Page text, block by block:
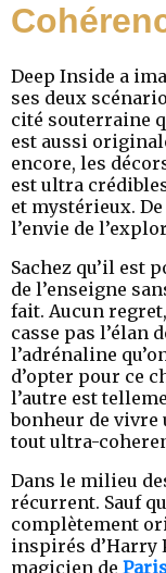
Deep Inside a
ses deux
cité souterraine
est aussi
encore, les
est ultra
et mystérieux.
l’envie de
Sachez qu’il est
de l’enseigne
fait. Aucun
casse pas l’élan
l’adrénaline
d’opter pour ce
l’autre est
bonheur de vivre
tout ultra-
Dans le milieu
récurrent. Sauf
complètement
inspirés d’Harry
magicien de